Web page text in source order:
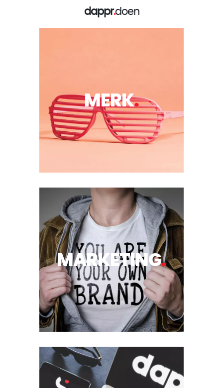
dappr.doen
MERK.
MARKETING.